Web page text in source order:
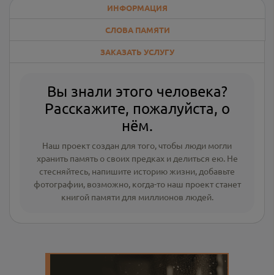
ИНФОРМАЦИЯ
СЛОВА ПАМЯТИ
ЗАКАЗАТЬ УСЛУГУ
Вы знали этого человека?
Расскажите, пожалуйста, о
нём.
Наш проект создан для того, чтобы люди могли
хранить память о своих предках и делиться ею. Не
стесняйтесь, напишите историю жизни, добавьте
фотографии, возможно, когда-то наш проект станет
книгой памяти для миллионов людей.